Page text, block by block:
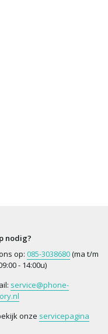
nodig?
op: 085-3038680(ma t/m
- 14:00u)
service@phone-
onze servicepagina